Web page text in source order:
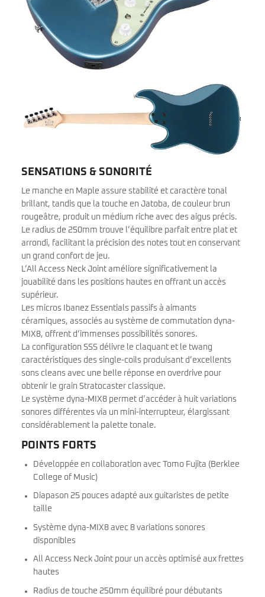
SENSATIONS & SONORITÉ
Le manche en Maple assure stabilité et caractère tonal
brillant, tandis que la touche en Jatoba, de couleur brun
rougeâtre, produit un médium riche avec des aigus précis.
Le radius de 250mm trouve l’équilibre parfait entre plat et
arrondi, facilitant la précision des notes tout en conservant
un grand confort de jeu.
L’All Access Neck Joint améliore significativement la
jouabilité dans les positions hautes en offrant un accès
supérieur.
Les micros Ibanez Essentials passifs à aimants
céramiques, associés au système de commutation dyna-
MIX8, offrent d’immenses possibilités sonores.
La configuration SSS délivre le claquant et le twang
caractéristiques des single-coils produisant d’excellents
sons cleans avec une belle réponse en overdrive pour
obtenir le grain Stratocaster classique.
Le système dyna-MIX8 permet d’accéder à huit variations
sonores différentes via un mini-interrupteur, élargissant
considérablement la palette tonale.
POINTS FORTS
Développée en collaboration avec Tomo Fujita (Berklee
College of Music)
Diapason 25 pouces adapté aux guitaristes de petite
taille
Système dyna-MIX8 avec 8 variations sonores
disponibles
All Access Neck Joint pour un accès optimisé aux frettes
hautes
Radius de touche 250mm équilibré pour débutants